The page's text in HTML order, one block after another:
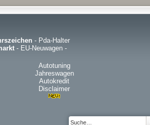
- Pda-Halter
- EU-Neuwagen -
Autotuning
Jahreswagen
Autokredit
Disclaimer